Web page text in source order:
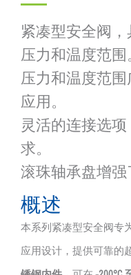
紧凑型安全阀
压力和温度范围
压力和温度范
应用。
灵活的连接选
求。
滚珠轴承盘增强
概述
本系列紧凑型安全阀专
应用设计，提供可靠的